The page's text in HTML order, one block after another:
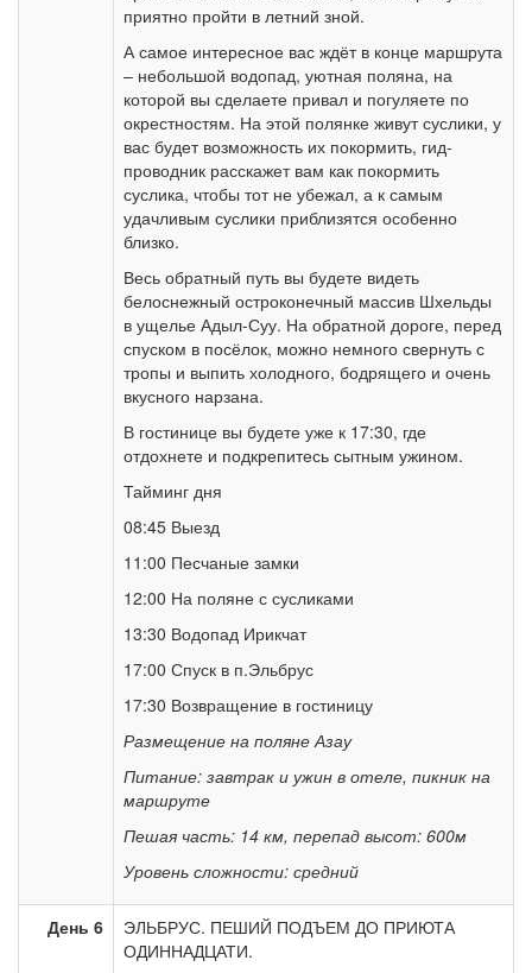
приятно пройти в летний зной.
А самое интересное вас ждёт в конце маршрута
– небольшой водопад, уютная поляна, на
которой вы сделаете привал и погуляете по
окрестностям. На этой полянке живут суслики, у
вас будет возможность их покормить, гид-
проводник расскажет вам как покормить
суслика, чтобы тот не убежал, а к самым
удачливым суслики приблизятся особенно
близко.
Весь обратный путь вы будете видеть
белоснежный остроконечный массив Шхельды
в ущелье Адыл-Суу. На обратной дороге, перед
спуском в посёлок, можно немного свернуть с
тропы и выпить холодного, бодрящего и очень
вкусного нарзана.
В гостинице вы будете уже к 17:30, где
отдохнете и подкрепитесь сытным ужином.
Тайминг дня
08:45 Выезд
11:00 Песчаные замки
12:00 На поляне с сусликами
13:30 Водопад Ирикчат
17:00 Спуск в п.Эльбрус
17:30 Возвращение в гостиницу
Размещение на поляне Азау
Питание: завтрак и ужин в отеле, пикник на
маршруте
Пешая часть: 14 км, перепад высот: 600м
Уровень сложности: средний
День 6
ЭЛЬБРУС. ПЕШИЙ ПОДЪЕМ ДО ПРИЮТА
ОДИННАДЦАТИ.